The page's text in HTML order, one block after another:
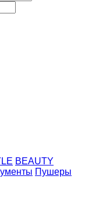
BЕАUTY
Пушеры